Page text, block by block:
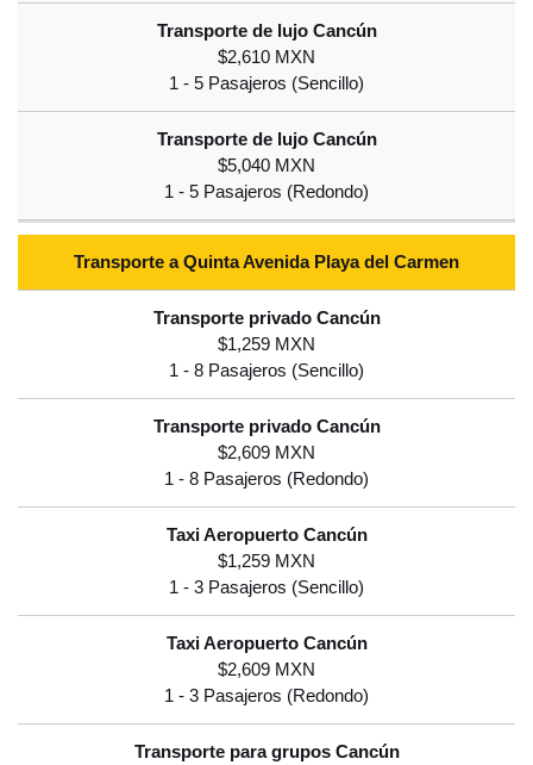
$2,610 MXN
$5,040 MXN
Transporte a Quinta Avenida Playa del Carmen
$1,259 MXN
$2,609 MXN
$1,259 MXN
$2,609 MXN